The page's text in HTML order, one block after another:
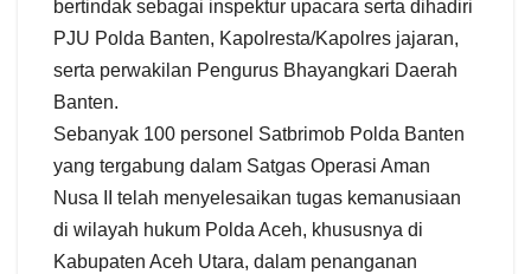
bertindak sebagai inspektur upacara serta dihadiri
PJU Polda Banten, Kapolresta/Kapolres jajaran,
serta perwakilan Pengurus Bhayangkari Daerah
Banten.
Sebanyak 100 personel Satbrimob Polda Banten
yang tergabung dalam Satgas Operasi Aman
Nusa II telah menyelesaikan tugas kemanusiaan
di wilayah hukum Polda Aceh, khususnya di
Kabupaten Aceh Utara, dalam penanganan